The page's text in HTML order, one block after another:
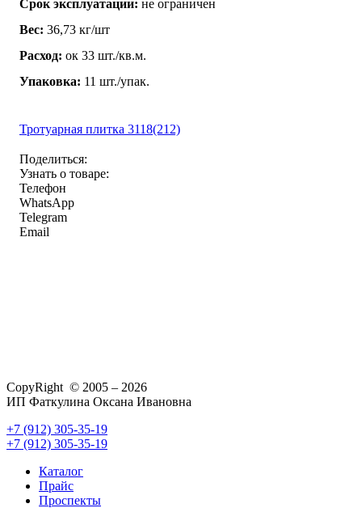
Срок эксплуатации: не ограничен
Вес: 36,73 кг/шт
Расход: ок 33 шт./кв.м.
Упаковка: 11 шт./упак.
Тротуарная плитка 3118(212)
Поделиться:
Узнать о товаре:
Телефон
WhatsApp
Telegram
Email
CopyRight © 2005 – 2026
ИП Фаткулина Оксана Ивановна
+7 (912) 305-35-19
+7 (912) 305-35-19
Каталог
Прайс
Проспекты